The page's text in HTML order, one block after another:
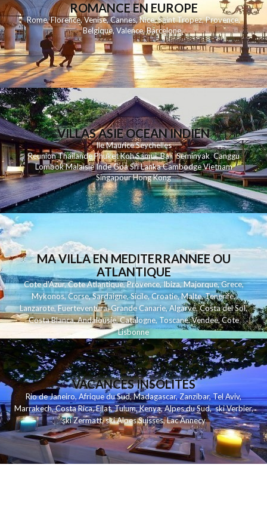
ROMANCE EN EUROPE
Rome,Florence,Venise,Cannes,Nice,Saint Tropez,Provence,
Belgique,Valence,Barcelone,
VILLAS ASIE OCEAN INDIEN
Ile MauriceSeychelles
ReunionThailandePhuketKohSamui Bali SeminyakCanggu
LombokMalaisieIndeGoaSri LankaCambodgeVietnam
SingapourHong Kong
MA VILLA EN MEDITERRANNEE OU
ATLANTIQUE
Cote d'Azur,Cote Atlantique,Provence,Ibiza,Majorque,Grece,
Mykonos,Corse,Sardaigne,Sicile,Croatie,Malte,Tenerife,
Lanzarote,Fuerteventura,Grande Canarie,Algarve,Costa del Sol,
Costa Blanca,Andalousie,Catalogne,Toscane,Vendee,Cote
Lisbonne
VACANCES INSOLITES
Rio de Janeiro,Afrique du Sud,Madagascar,Zanzibar,Tel Aviv,
Marrakech,Costa Rica,Eilat,Tulum,Kenya,Alpes du Sud,ski Verbier,
ski Zermatt,ski Alpes Suisses,Lac Annecy